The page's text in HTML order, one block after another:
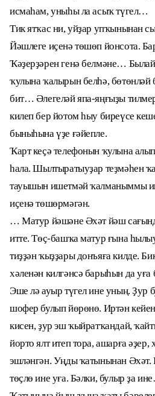
исмаһам, уныһы ла асыҡ түгел…
Тик ятҡас ни, уйҙар упҡынынан
Йәшлеге иҫенә төшөп йонсота.
Ҡәҙерҙәрен генә белмәне…
ҡулына ҡалырын белһә, бөтөнләй
бит… Әлегеләй япа-яңғыҙы
килеп бер йотом һыу биреүсе
быныһына үҙе ғәйепле.
Ҡарт кеҫә телефонын ҡулына
һала. Шылтыратыуҙар теҙмәһен
тауышын ишетмәй ҡалманыммы
иҫенә төшөрмәгән.
… Матур йәшәне Әхәт йәш
итте. Төҫ-башҡа матур ғына
тиҙҙән ҡыҙҙары донъяға килде.
хәленән килгәнсә барыһын да
Эше лә ауыр түгел ине уның. Ҙур
шофер булып йөрөнө. Иртән
кисен, ҙур эш ҡыйратҡандай,
йорто ялт итеп тора, ашарға
эшләнгән. Уңды ҡатынынан Әхәт.
төҫлө ине уға. Бәлки, булыр ҙа